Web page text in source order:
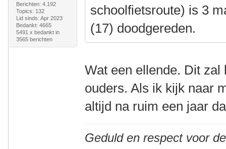
Berichten: 4.192
Topics: 132
Lid sinds: Apr 2023
Bedankt: 4665
5491 x bedankt in
3565 berichten
schoolfietsroute) is 3
(17) doodgereden.
Wat een ellende. Dit
ouders. Als ik kijk naar
altijd na ruim een jaar
Geduld en respect voor